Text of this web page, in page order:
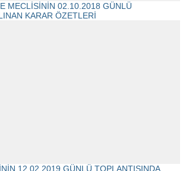
MECLİSİNİN 02.10.2018 GÜNLÜ
KARAR ÖZETLERİ
12.02.2019 GÜNLÜ TOPLANTISINDA